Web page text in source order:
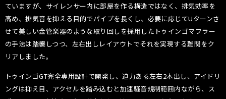
ていますが、サイレンサー内に部屋を作る構造ではなく、排気効率を
高め、排気音を抑える目的でパイプを長くし、必要に応じてUターンさ
せて美しい金管楽器のような取り回しを採用したトゥインゴマフラー
の手法は踏襲しつつ、左右出しレイアウトでそれを実現する難関をク
リアしました。
トゥインゴGT完全専用設計で開発し、迫力ある左右2本出し、アイドリ
ングは抑え目、アクセルを踏み込むと加速騒音規制範囲内ながら、ス